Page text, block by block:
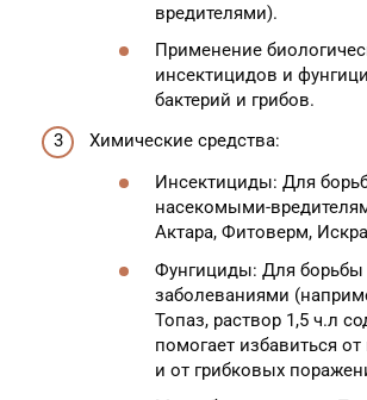
вредителями).
Применение
инсектицидов и
бактерий и грибов.
Химические средства:
Инсектициды: Для
насекомыми-
Актара, Фитоверм,
Фунгициды: Для борьбы
заболеваниями
Топаз, раствор 1,5 ч.л
помогает избавиться
и от грибковых